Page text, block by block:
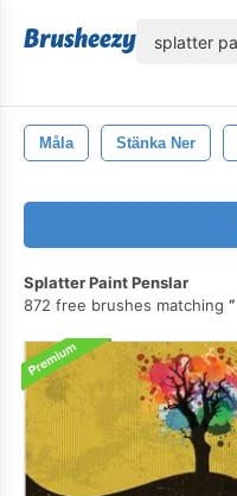
Måla Stänka Ner
Splatter Paint Penslar
872 free brushes matching